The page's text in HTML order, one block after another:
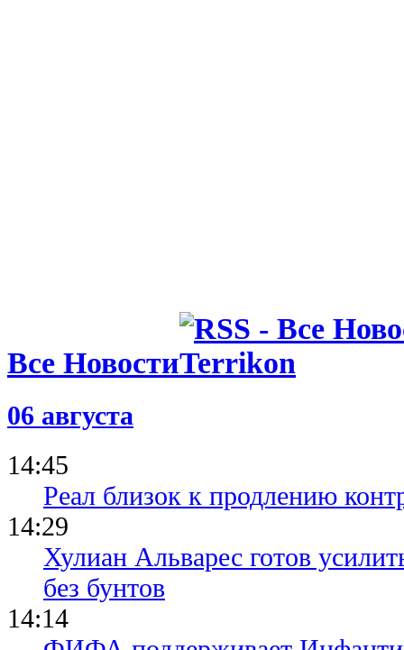
Все Новости
06 августа
14:45
Реал близок к продлению
14:29
Хулиан Альварес готов
без бунтов
14:14